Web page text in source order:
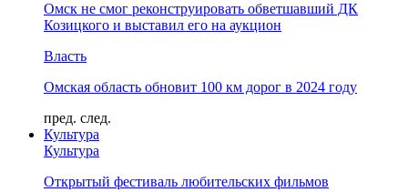
Омск не смог реконструировать обветшавший ДК
Козицкого и выставил его на аукцион
Власть
Омская область обновит 100 км дорог в 2024 году
пред. след.
Культура
Культура
Открытый фестиваль любительских фильмов